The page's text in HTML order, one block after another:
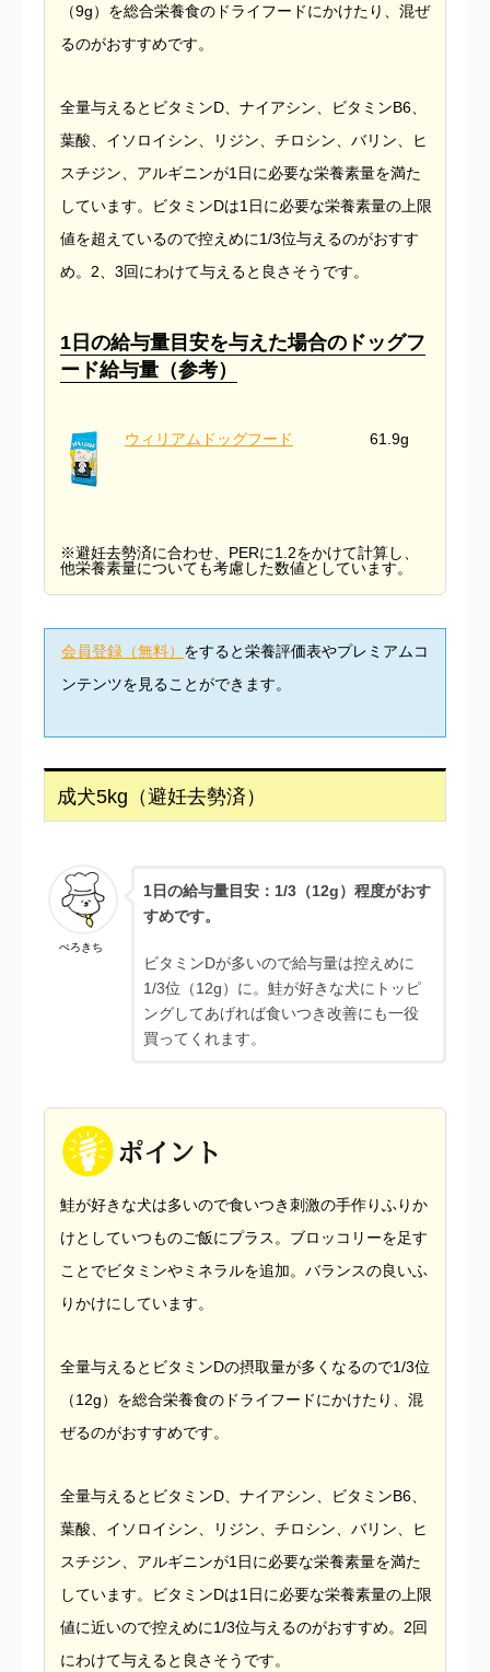
（9g）を総合栄養食のドライフードにかけたり、混ぜ
るのがおすすめです。
全量与えるとビタミンD、ナイアシン、ビタミンB6、
葉酸、イソロイシン、リジン、チロシン、バリン、ヒ
スチジン、アルギニンが1日に必要な栄養素量を満た
しています。ビタミンDは1日に必要な栄養素量の上限
値を超えているので控えめに1/3位与えるのがおすす
め。2、3回にわけて与えると良さそうです。
1日の給与量目安を与えた場合のドッグフ
ード給与量（参考）
ウィリアムドッグフード 61.9g
※避妊去勢済に合わせ、PERに1.2をかけて計算し、
他栄養素量についても考慮した数値としています。
会員登録（無料） をすると栄養評価表やプレミアムコ
ンテンツを見ることができます。
成犬5kg（避妊去勢済）
ぺろきち
1日の給与量目安：1/3（12g）程度がおす
すめです。
ビタミンDが多いので給与量は控えめに
1/3位（12g）に。鮭が好きな犬にトッピ
ングしてあげれば食いつき改善にも一役
買ってくれます。
鮭が好きな犬は多いので食いつき刺激の手作りふりか
けとしていつものご飯にプラス。ブロッコリーを足す
ことでビタミンやミネラルを追加。バランスの良いふ
りかけにしています。
全量与えるとビタミンDの摂取量が多くなるので1/3位
（12g）を総合栄養食のドライフードにかけたり、混
ぜるのがおすすめです。
全量与えるとビタミンD、ナイアシン、ビタミンB6、
葉酸、イソロイシン、リジン、チロシン、バリン、ヒ
スチジン、アルギニンが1日に必要な栄養素量を満た
しています。ビタミンDは1日に必要な栄養素量の上限
値に近いので控えめに1/3位与えるのがおすすめ。2回
にわけて与えると良さそうです。